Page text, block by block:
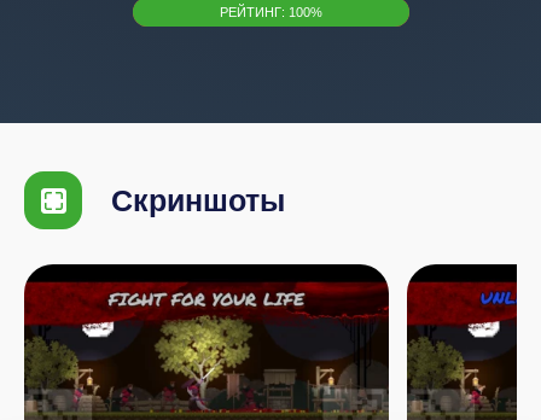
РЕЙТИНГ: 100%
Скриншоты